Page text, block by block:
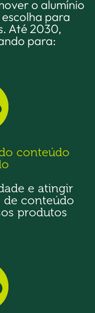
o alumínio
para
Até 2030,
para:
conteúdo
e atingir
de conteúdo
produtos